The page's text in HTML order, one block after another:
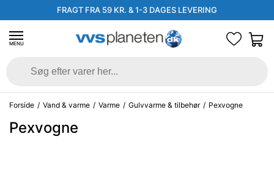
FRAGT FRA 59 KR. & 1-3 DAGES LEVERING
MENU
Forside / Vand & varme / Varme / Gulvvarme & tilbehør / Pexvogne
Pexvogne